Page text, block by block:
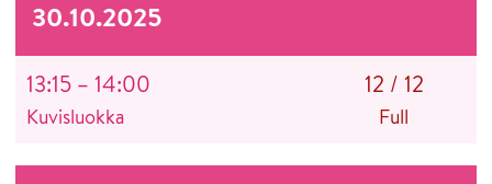
30.10.2025
13:15 – 14:00
Kuvisluokka
12 / 12
Full